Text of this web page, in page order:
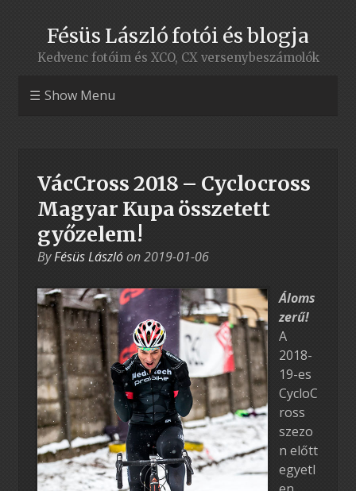
Fésüs László fotói és blogja
Kedvenc fotóim és XCO, CX versenybeszámolók
Show Menu
VácCross 2018 – Cyclocross
Magyar Kupa összetett
győzelem!
ByFésüs Lászlóon2019-01-06
Áloms
zerű!
A
2018-
19-es
CycloC
ross
szezo
n előtt
egyetl